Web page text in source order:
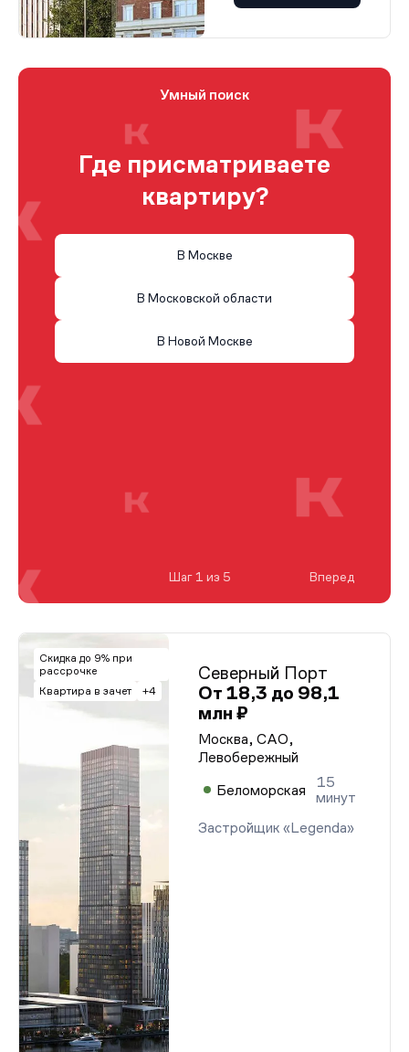
Скидка до 9% при
рассрочке
Квар­ти­ра в за­чет
+4
Северный Порт
От 18,3 до 98,1
млн ₽
Москва, САО,
Левобережный
Беломорская
15
минут
Застройщик «Legenda»
Умный поиск
Где присматриваете
квартиру?
В Москве
В Московской области
В Новой Москве
Шаг 1 из 5 Вперед